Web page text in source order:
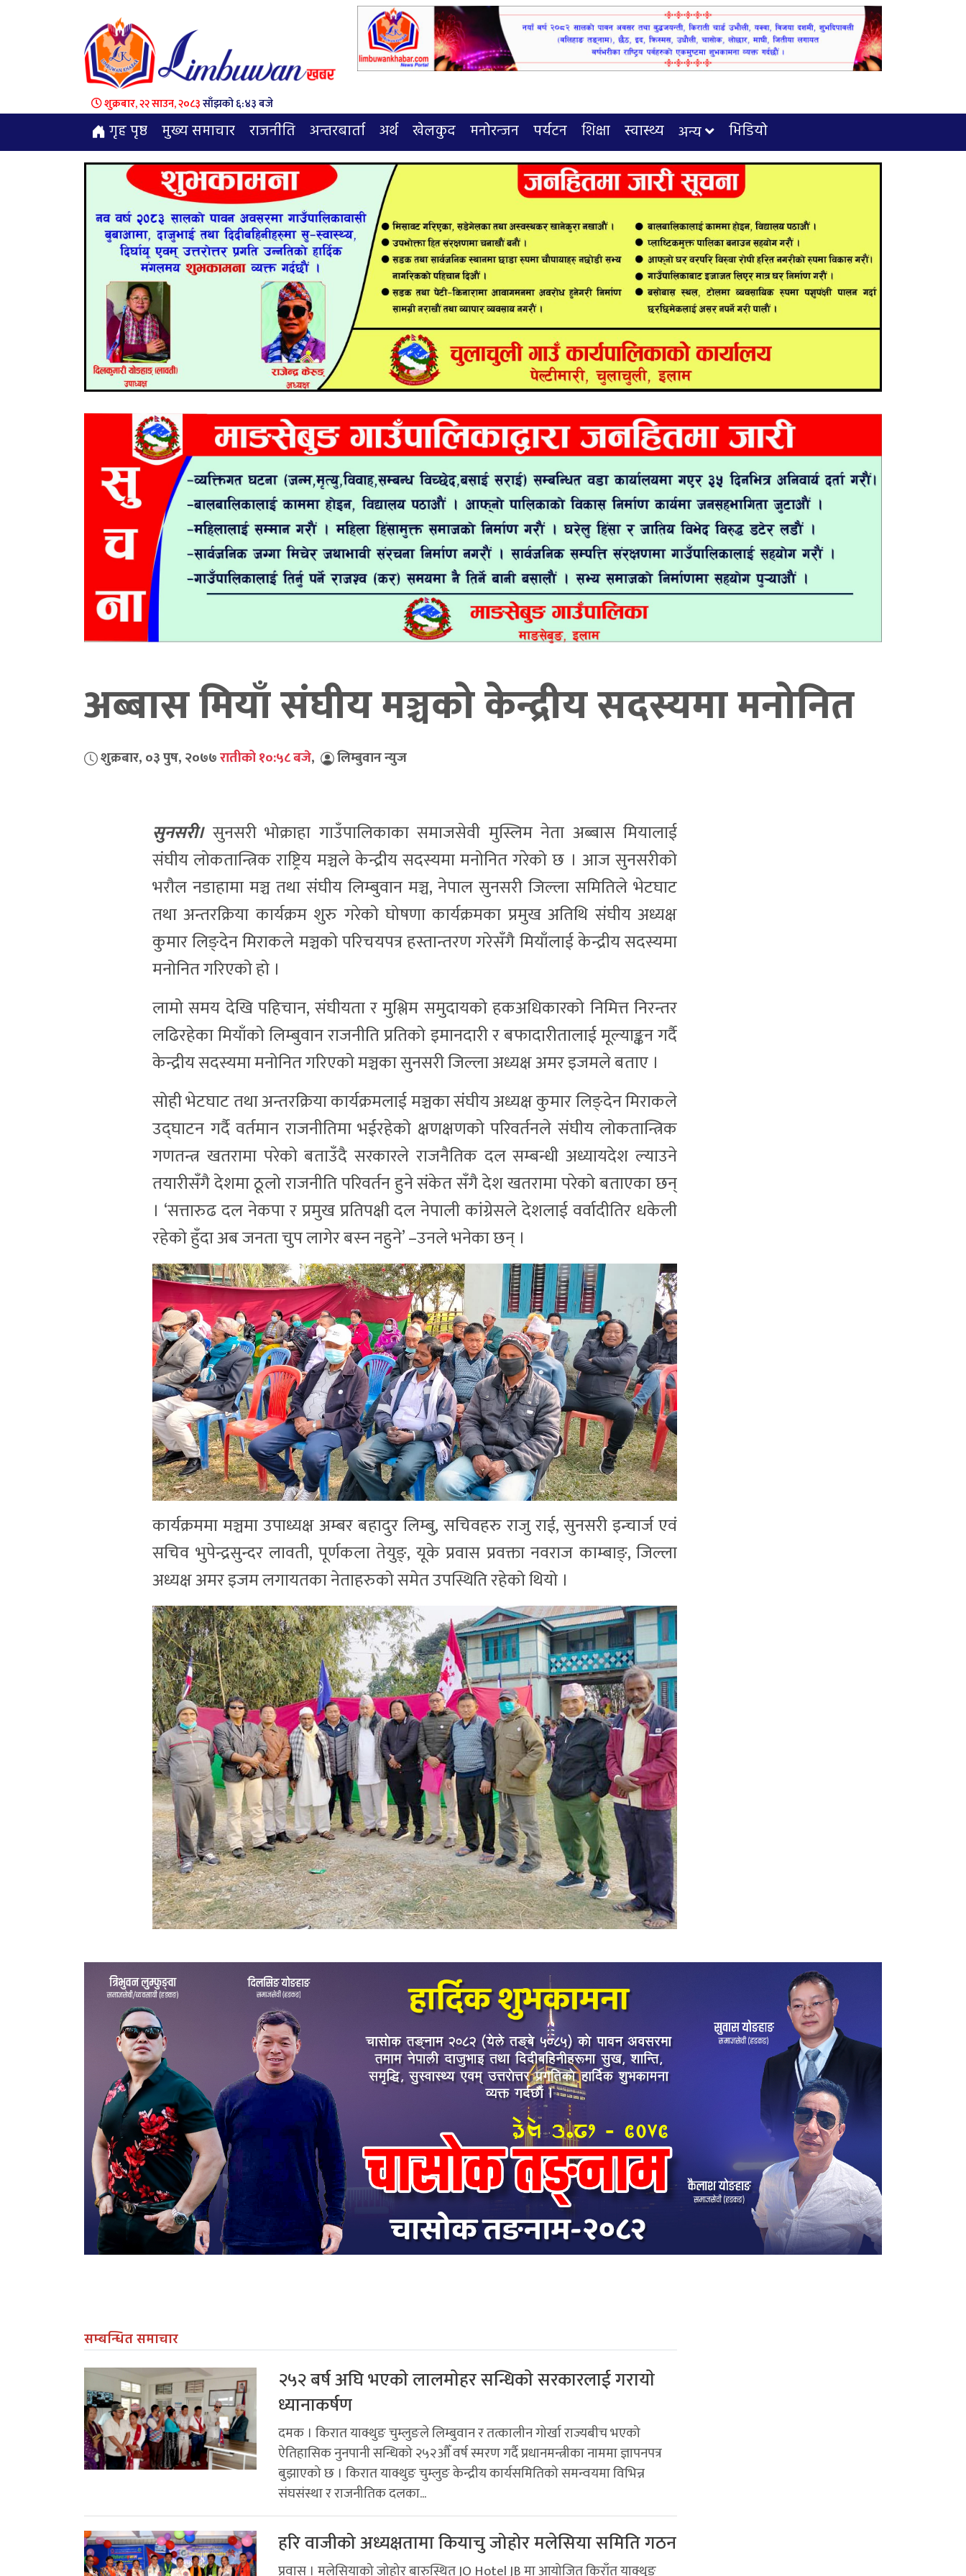
शुक्रबार, २२ साउन, २०८३साँझको ६:४३ बजे
गृह पृष्ठ मुख्य समाचार राजनीति अन्तरबार्ता अर्थ खेलकुद मनोरन्जन पर्यटन शिक्षा स्वास्थ्य अन्य भिडियो
अब्बास मियाँ संघीय मञ्चको केन्द्रीय सदस्यमा मनोनित
शुक्रबार, ०३ पुष, २०७७रातीको १०:५८ बजे, लिम्बुवान न्युज
सुनसरी।सुनसरी भोक्राहा गाउँपालिकाका समाजसेवी मुस्लिम नेता अब्बास मियालाई
संघीय लोकतान्त्रिक राष्ट्रिय मञ्चले केन्द्रीय सदस्यमा मनोनित गरेको छ । आज सुनसरीको
भरौल नडाहामा मञ्च तथा संघीय लिम्बुवान मञ्च, नेपाल सुनसरी जिल्ला समितिले भेटघाट
तथा अन्तरक्रिया कार्यक्रम शुरु गरेको घोषणा कार्यक्रमका प्रमुख अतिथि संघीय अध्यक्ष
कुमार लिङ्देन मिराकले मञ्चको परिचयपत्र हस्तान्तरण गरेसँगै मियाँलाई केन्द्रीय सदस्यमा
मनोनित गरिएको हो ।
लामो समय देखि पहिचान, संघीयता र मुश्लिम समुदायको हकअधिकारको निमित्त निरन्तर
लढिरहेका मियाँको लिम्बुवान राजनीति प्रतिको इमानदारी र बफादारीतालाई मूल्याङ्कन गर्दै
केन्द्रीय सदस्यमा मनोनित गरिएको मञ्चका सुनसरी जिल्ला अध्यक्ष अमर इजमले बताए ।
सोही भेटघाट तथा अन्तरक्रिया कार्यक्रमलाई मञ्चका संघीय अध्यक्ष कुमार लिङ्देन मिराकले
उद्घाटन गर्दै वर्तमान राजनीतिमा भईरहेको क्षणक्षणको परिवर्तनले संघीय लोकतान्त्रिक
गणतन्त्र खतरामा परेको बताउँदै सरकारले राजनैतिक दल सम्बन्धी अध्यायदेश ल्याउने
तयारीसँगै देशमा ठूलो राजनीति परिवर्तन हुने संकेत सँगै देश खतरामा परेको बताएका छन्
। ‘सत्तारुढ दल नेकपा र प्रमुख प्रतिपक्षी दल नेपाली कांग्रेसले देशलाई वर्वादीतिर धकेली
रहेको हुँदा अब जनता चुप लागेर बस्न नहुने’ –उनले भनेका छन् ।
कार्यक्रममा मञ्चमा उपाध्यक्ष अम्बर बहादुर लिम्बु, सचिवहरु राजु राई, सुनसरी इन्चार्ज एवं
सचिव भुपेन्द्रसुन्दर लावती, पूर्णकला तेयुङ्, यूके प्रवास प्रवक्ता नवराज काम्बाङ्, जिल्ला
अध्यक्ष अमर इजम लगायतका नेताहरुको समेत उपस्थिति रहेको थियो ।
सम्बन्धित समाचार
२५२ बर्ष अघि भएकाे लालमाेहर सन्धिकाे सरकारलाई गरायाे
ध्यानाकर्षण
दमक । किरात याक्थुङ चुम्लुङले लिम्बुवान र तत्कालीन गोर्खा राज्यबीच भएको
ऐतिहासिक नुनपानी सन्धिको २५२औँ वर्ष स्मरण गर्दै प्रधानमन्त्रीका नाममा ज्ञापनपत्र
बुझाएको छ । किरात याक्थुङ चुम्लुङ केन्द्रीय कार्यसमितिको समन्वयमा विभिन्न
संघसंस्था र राजनीतिक दलका...
हरि वाजीको अध्यक्षतामा कियाचु जोहोर मलेसिया समिति गठन
प्रवास । मलेसियाको जोहोर बारुस्थित JO Hotel JB मा आयोजित किराँत याक्थुङ